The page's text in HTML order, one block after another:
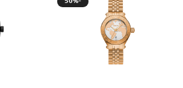
50%-